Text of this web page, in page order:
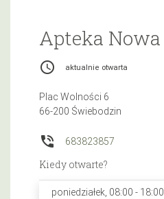
Apteka Nowa
access_time aktualnie otwarta
Plac Wolności 6
66-200 Świebodzin
phone_in_talk 683823857
Kiedy otwarte?
poniedziałek, 08:00 - 18:00